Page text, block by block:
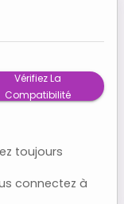
toujours
connectez à
Vérifiez La
Compatibilité